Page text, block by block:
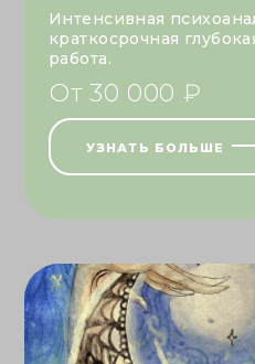
Интенсивная
краткосрочная
работа.
От 30 000 ₽
УЗНАТЬ БОЛЬШЕ